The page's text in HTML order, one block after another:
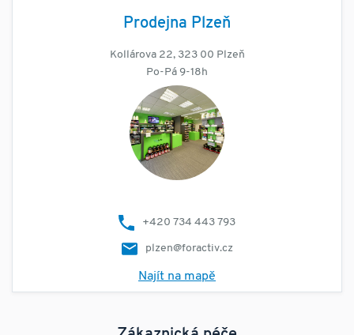
Prodejna Plzeň
Kollárova 22, 323 00 Plzeň
Po-Pá 9-18h
+420 734 443 793
plzen@foractiv.cz
Najít na mapě